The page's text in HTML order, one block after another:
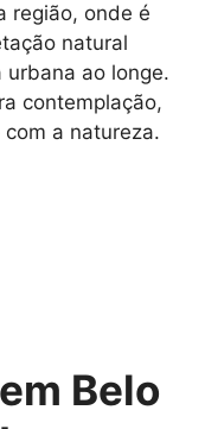
região, onde é
natural
ao longe.
contemplação,
a natureza.
Belo